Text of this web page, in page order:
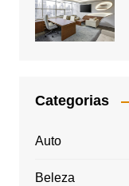
Categorias
Auto
Beleza